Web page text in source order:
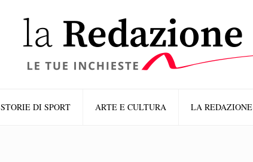
STORIE DI SPORT ARTE E CULTURA LA REDAZIONE